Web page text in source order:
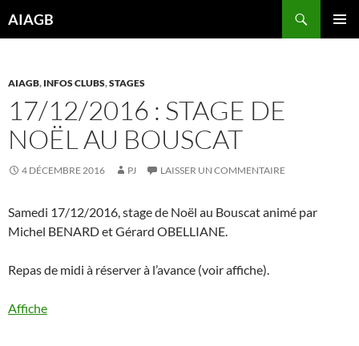
auAIAGB
AIAGB, INFOS CLUBS,STAGES
17/12/2016 : STAGE DE
NOËL AU BOUSCAT
4 DÉCEMBRE 2016 PJ LAISSER UN COMMENTAIRE
Samedi 17/12/2016, stage de Noël au Bouscat animé par
Michel BENARD et Gérard OBELLIANE.
Repas de midi à réserver à l’avance (voir affiche).
Affiche